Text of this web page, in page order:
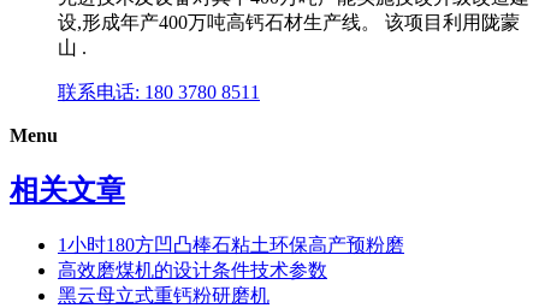
设,形成年产400万吨高钙石材生产线。 该项目利用陇蒙
山 .
联系电话: 180 3780 8511
Menu
相关文章
1小时180方凹凸棒石粘土环保高产预粉磨
高效磨煤机的设计条件技术参数
黑云母立式重钙粉研磨机